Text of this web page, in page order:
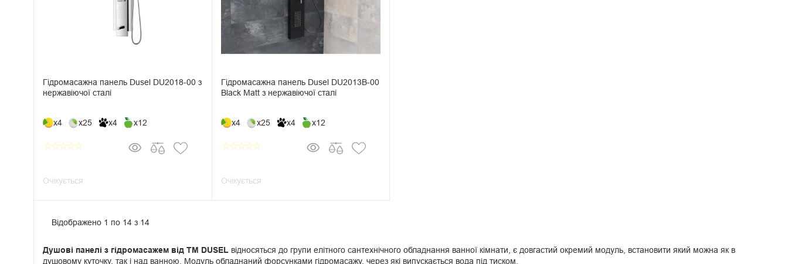
Гідромасажна панель Dusel DU2018-00 з
нержавіючої сталі
x4 x25 x4 x12
star_borderstar_borderstar_borderstar_borderstar_border
Очікується
Гідромасажна панель Dusel DU2013B-00
Black Matt з нержавіючої сталі
x4 x25 x4 x12
star_borderstar_borderstar_borderstar_borderstar_border
Очікується
Відображено 1 по 14 з 14
Душові панелі з гідромасажем від ТМ DUSEL відносяться до групи елітного сантехнічного обладнання ванної кімнати, є довгастий окремий модуль, встановити який можна як в
душовому куточку, так і над ванною. Модуль обладнаний форсунками гідромасажу, через які випускається вода під тиском.